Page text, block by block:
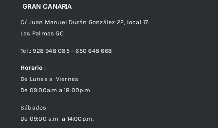
GRAN CANARIA
C/ Juan Manuel Durán González 22, local 17.
Las Palmas GC
Tel.: 928 948 085 – 650 648 668
Horario :
De Lunes a Viernes
De 09:00a.m a 18:00p.m
Sábados
De 09:00 a.m a 14:00p.m.
Preguntas frecuentes
Envíos
Política de Privacidad